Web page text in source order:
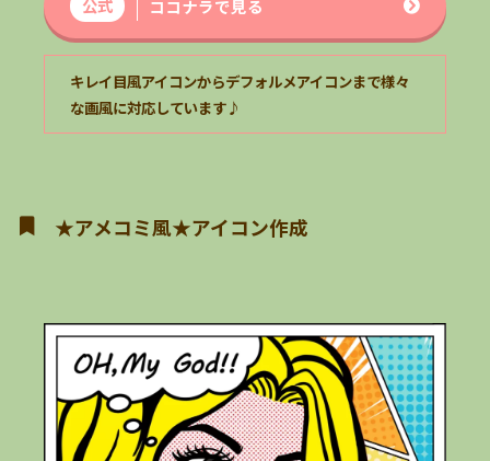
公式 ココナラで見る
キレイ目風アイコンからデフォルメアイコンまで様々
な画風に対応しています♪
★アメコミ風★アイコン作成